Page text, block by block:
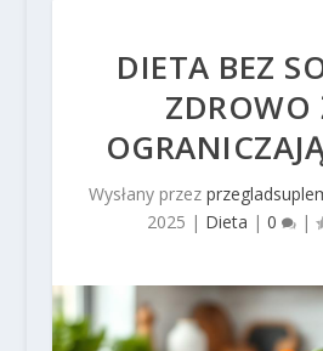
DIETA BEZ
ZDROWO
Wysłany przez
2025 | Dieta |0 |